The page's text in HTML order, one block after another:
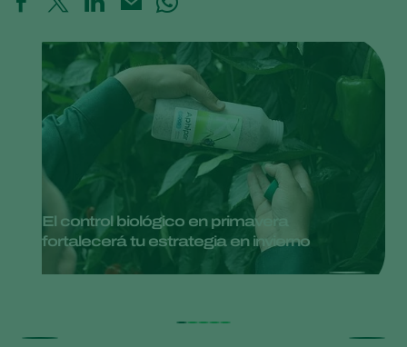
El control biológico en primavera
fortalecerá tu estrategia en invierno